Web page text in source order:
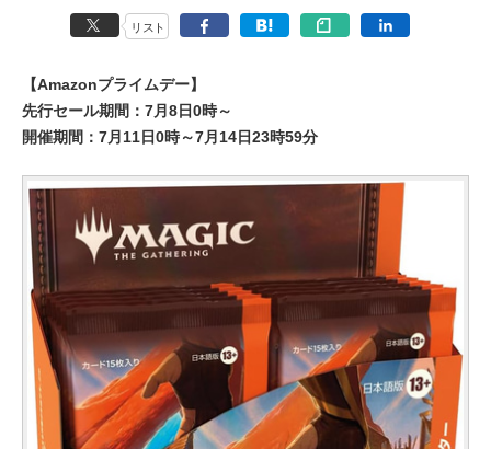
リスト
【Amazonプライムデー】
先行セール期間：7月8日0時～
開催期間：7月11日0時～7月14日23時59分